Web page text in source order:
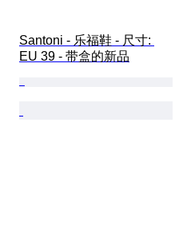
Santoni - 乐福鞋 - 尺寸:
EU 39 - 带盒的新品